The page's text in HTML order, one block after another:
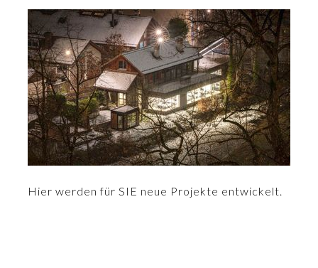
Hier werden für SIE neue Projekte entwickelt.